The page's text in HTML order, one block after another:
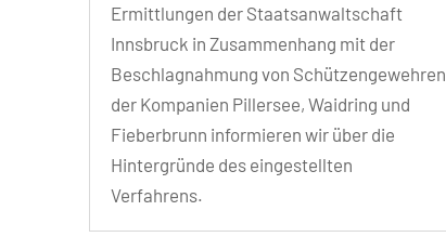
Ermittlungen der Staatsanwaltschaft
Innsbruck in Zusammenhang mit der
Beschlagnahmung von Schützengewehren
der Kompanien Pillersee, Waidring und
Fieberbrunn informieren wir über die
Hintergründe des eingestellten
Verfahrens.